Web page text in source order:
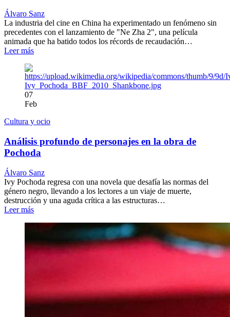
Álvaro Sanz
La industria del cine en China ha experimentado un fenómeno sin
precedentes con el lanzamiento de "Ne Zha 2", una película
animada que ha batido todos los récords de recaudación…
Leer más
07
Feb
Cultura y ocio
Análisis profundo de personajes en la obra de
Pochoda
Álvaro Sanz
Ivy Pochoda regresa con una novela que desafía las normas del
género negro, llevando a los lectores a un viaje de muerte,
destrucción y una aguda crítica a las estructuras…
Leer más